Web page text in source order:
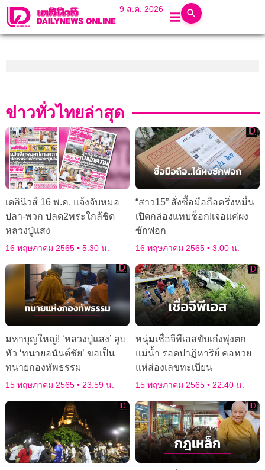
9 ส.ค. 2026
ข่าวทั่วไทยล่าสุด
เดลินิวส์ 16 พ.ค. แจ้งจับหมอ
ปลา-พวก ปลด2พระใกล้ชิด
หลวงปู่แสง
16 พฤษภาคม 2565 5:30 น.
“สาว15” สั่งซื้อมือถือครึ่งหมื่น
เปิดกล่องแทบช็อก!เจอแค่ผง
ซักฟอก
16 พฤษภาคม 2565 3:00 น.
มหาบุญใหญ่! ‘หลวงปู่แสง’ ลูบ
หัว ‘ทนายอนันต์ชัย’ ขอเป็น
ทนายกองทัพธรรม
15 พฤษภาคม 2565 23:59 น.
หนุ่มเชื่อจีพีเอสขับเก๋งพุ่งตก
แม่น้ำ รอดปาฏิหาริย์ คอหวย
แห่ส่องเลขทะเบียน
15 พฤษภาคม 2565 22:40 น.